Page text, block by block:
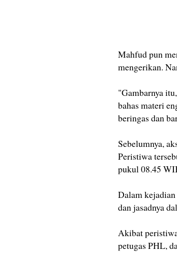
Mahfud pun
mengerikan.
"Gambarnya
bahas materi
beringas dan
Sebelumnya,
Peristiwa
pukul 08.45
Dalam
dan jasadnya
Akibat
petugas PHL,